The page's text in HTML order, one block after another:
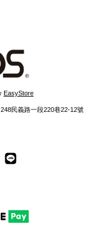
EasyStore
民義路一段220巷22-12號